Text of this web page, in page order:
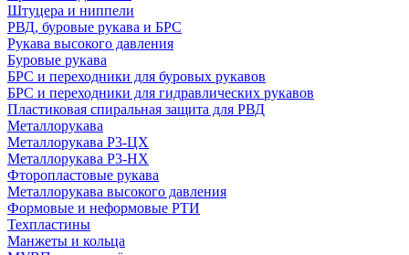
Штуцера и ниппели
РВД, буровые рукава и БРС
Рукава высокого давления
Буровые рукава
БРС и переходники для буровых рукавов
БРС и переходники для гидравлических рукавов
Пластиковая спиральная защита для РВД
Металлорукава
Металлорукава Р3-ЦХ
Металлорукава Р3-НХ
Фторопластовые рукава
Металлорукава высокого давления
Формовые и неформовые РТИ
Техпластины
Манжеты и кольца